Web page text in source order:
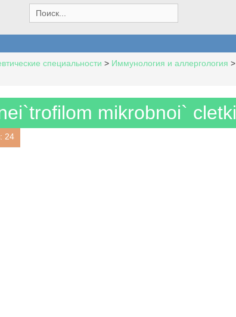
e
a
h
:
специальности > Иммунология и аллергология >
mikrobnoi` cletki
24